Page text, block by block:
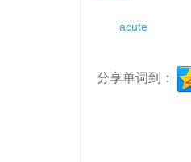
acute
分享单词到：